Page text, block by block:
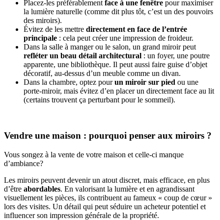
Placez-les préférablement face à une fenêtre pour maximiser
la lumière naturelle (comme dit plus tôt, c’est un des pouvoirs
des miroirs).
Évitez de les mettre directement en face de l’entrée
principale : cela peut créer une impression de froideur.
Dans la salle à manger ou le salon, un grand miroir peut
refléter un beau détail architectural : un foyer, une poutre
apparente, une bibliothèque. Il peut aussi faire guise d’objet
décoratif, au-dessus d’un meuble comme un divan.
Dans la chambre, optez pourun miroir sur pied ou une
porte-miroir, mais évitez d’en placer un directement face au lit
(certains trouvent ça perturbant pour le sommeil).
Vendre une maison : pourquoi penser aux miroirs ?
Vous songez à la vente de votre maison et celle-ci manque
d’ambiance?
Les miroirs peuvent devenir un atout discret, mais efficace, en plus
d’être abordables. En valorisant la lumière et en agrandissant
visuellement les pièces, ils contribuent au fameux « coup de cœur »
lors des visites. Un détail qui peut séduire un acheteur potentiel et
influencer son impression générale de la propriété.